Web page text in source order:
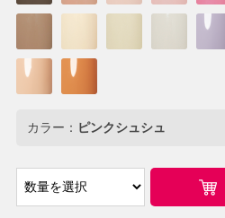
カラー： ピンクシュシュ